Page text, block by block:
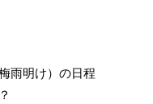
雨明け）の日程